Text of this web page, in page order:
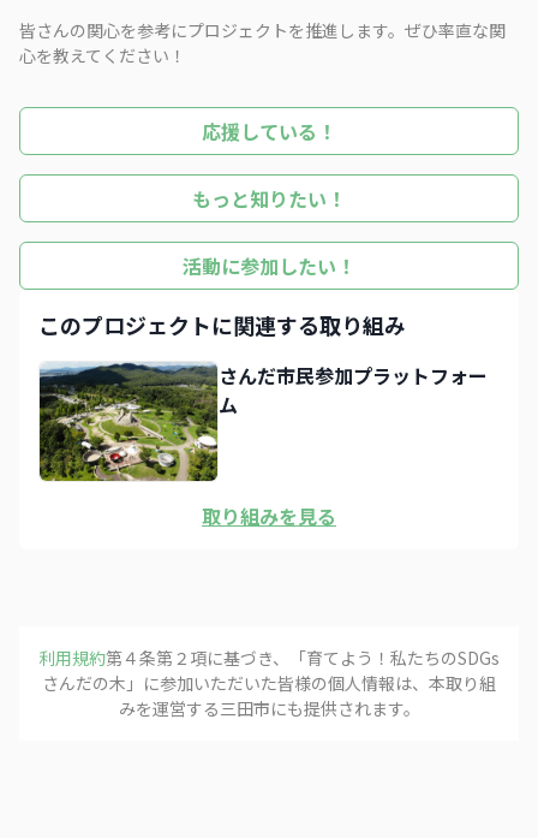
皆さんの関心を参考にプロジェクトを推進します。ぜひ率直な関
心を教えてください！
応援している！
もっと知りたい！
活動に参加したい！
このプロジェクトに関連する取り組み
さんだ市民参加プラットフォー
ム
取り組みを見る
フォローする
利用規約第４条第２項に基づき、「育てよう！私たちのSDGs
さんだの木 」に参加いただいた皆様の個人情報は、本取り組
みを運営する三田市にも提供されます。